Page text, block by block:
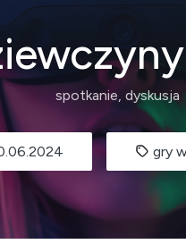
spotkanie, dyskusja
gry